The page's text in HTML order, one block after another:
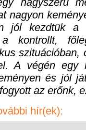
nagyon
jól kezdtük a
kontrollt,
szituációban,
A végén egy
és jól
az erőnk,
hír(ek):